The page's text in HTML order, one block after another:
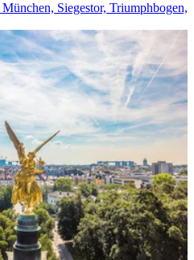
Siegestor, Triumphbogen,